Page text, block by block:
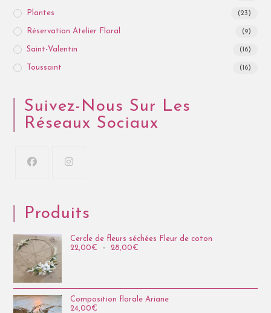
Plantes (23)
Réservation Atelier Floral (9)
Saint-Valentin (16)
Toussaint (16)
Suivez-Nous Sur Les
Réseaux Sociaux
Produits
Cercle de fleurs séchées Fleur de coton
22,00€ – 28,00€
Composition florale Ariane
24,00€